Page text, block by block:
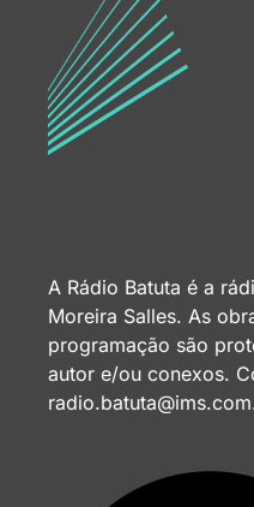
A Rádio Batuta é a
Moreira Salles. As
programação são
autor e/ou conexos.